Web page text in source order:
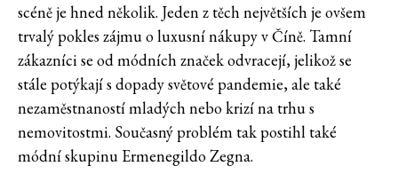
scéně je hned několik. Jeden z těch největších je ovšem
trvalý pokles zájmu o luxusní nákupy v Číně. Tamní
zákazníci se od módních značek odvracejí, jelikož se
stále potýkají s dopady světové pandemie, ale také
nezaměstnaností mladých nebo krizí na trhu s
nemovitostmi. Současný problém tak postihl také
módní skupinu Ermenegildo Zegna.